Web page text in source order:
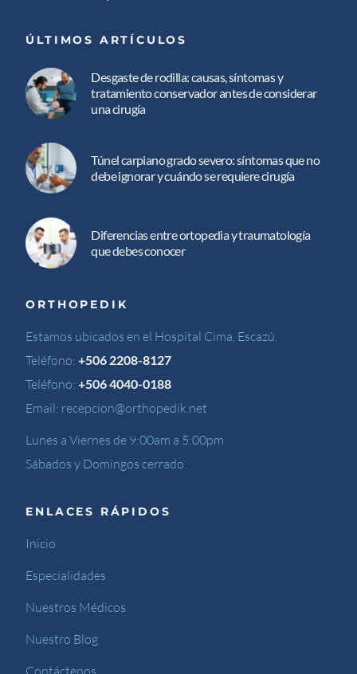
ÚLTIMOS ARTÍCULOS
Desgaste de rodilla: causas, síntomas y
tratamiento conservador antes de considerar
una cirugía
Túnel carpiano grado severo: síntomas que no
debe ignorar y cuándo se requiere cirugía
Diferencias entre ortopedia y traumatología
que debes conocer
ORTHOPEDIK
Estamos ubicados en el Hospital Cima, Escazú.
Teléfono:+506 2208-8127
Teléfono:+506 4040-0188
Email: recepcion@orthopedik.net
Lunes a Viernes de 9:00am a 5:00pm
Sábados y Domingos cerrado.
ENLACES RÁPIDOS
Inicio
Especialidades
Nuestros Médicos
Nuestro Blog
Contáctenos